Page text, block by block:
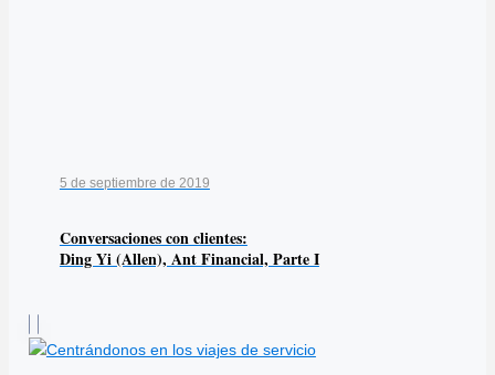
5 de septiembre de 2019
Conversaciones con clientes:
Ding Yi (Allen), Ant Financial, Parte I